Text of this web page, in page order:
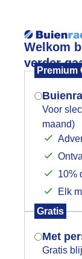
Welkom
verder
Premium
Voor
maand)
10%
Elk
Gratis
Met
Gratis
Foto
slideshow
Indien
je